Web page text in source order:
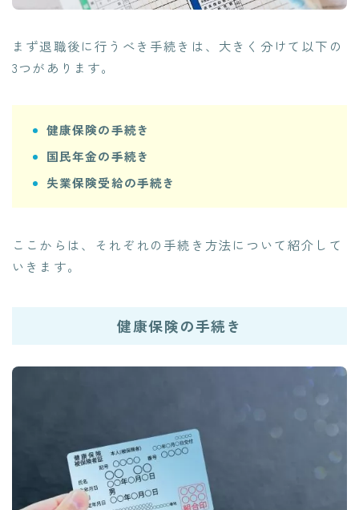
まず退職後に行うべき手続きは、大きく分けて以下の
3つがあります。
健康保険の手続き
国民年金の手続き
失業保険受給の手続き
ここからは、それぞれの手続き方法について紹介して
いきます。
健康保険の手続き